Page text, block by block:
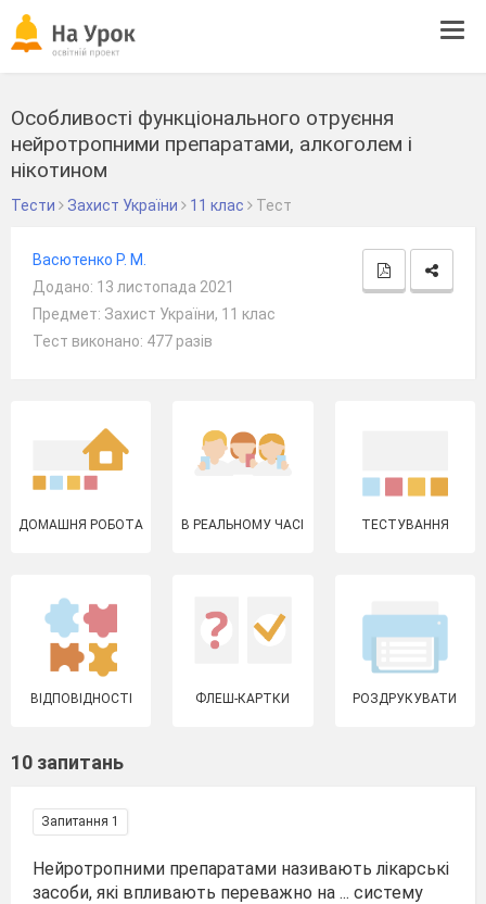
Особливості функціонального отруєння
нейротропними препаратами, алкоголем і
нікотином
Тести Захист України 11 клас Тест
Васютенко Р. М.
Додано: 13 листопада 2021
Предмет: Захист України, 11 клас
Тест виконано: 477 разів
ДОМАШНЯ РОБОТА В РЕАЛЬНОМУ ЧАСІ ТЕСТУВАННЯ
ВІДПОВІДНОСТІ ФЛЕШ-КАРТКИ РОЗДРУКУВАТИ
10 запитань
Запитання 1
Нейротропними препаратами називають лікарські
засоби, які впливають переважно на ... систему